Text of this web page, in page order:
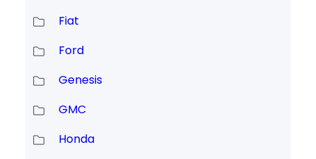
Fiat
Ford
Genesis
GMC
Honda